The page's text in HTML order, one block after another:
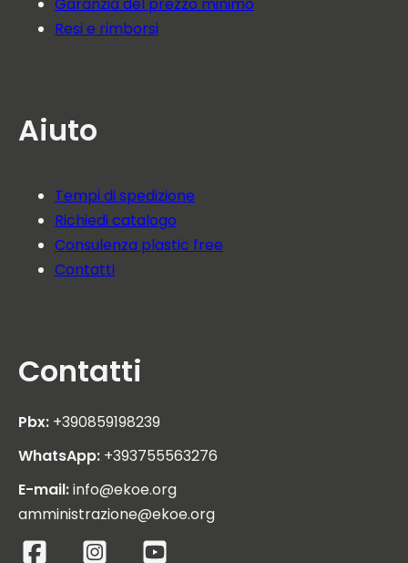
Resi e rimborsi
Aiuto
Tempi di spedizione
Richiedi catalogo
Consulenza plastic free
Contatti
Contatti
Pbx: +390859198239
WhatsApp: +393755563276
E-mail:info@ekoe.org
amministrazione@ekoe.org